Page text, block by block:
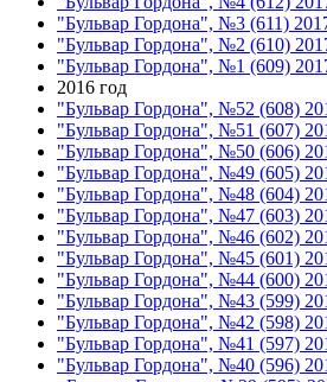
"Бульвар Гордона", №3 (611)
"Бульвар Гордона", №2 (610)
"Бульвар Гордона", №1 (609)
2016 год
"Бульвар Гордона", №52 (608)
"Бульвар Гордона", №51 (607)
"Бульвар Гордона", №50 (606)
"Бульвар Гордона", №49 (605)
"Бульвар Гордона", №48 (604)
"Бульвар Гордона", №47 (603)
"Бульвар Гордона", №46 (602)
"Бульвар Гордона", №45 (601)
"Бульвар Гордона", №44 (600)
"Бульвар Гордона", №43 (599)
"Бульвар Гордона", №42 (598)
"Бульвар Гордона", №41 (597)
"Бульвар Гордона", №40 (596)